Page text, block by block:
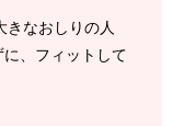
きなおしりの人
、フィットして